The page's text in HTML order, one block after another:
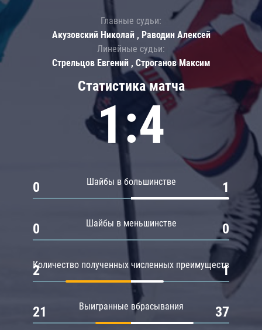
Статистика матча
1:4
Шайбы в большинстве
0 1
Шайбы в меньшинстве
0 0
Количество полученных численных преимуществ
2 1
Выигранные вбрасывания
21 37
Главные судьи:
Акузовский Николай , Раводин Алексей
Линейные судьи:
Стрельцов Евгений , Строганов Максим